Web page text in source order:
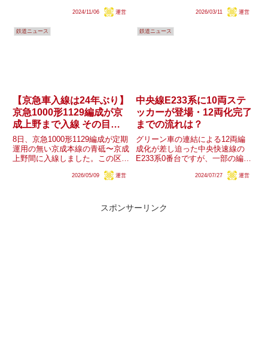
料の内容から、今年度は長野・大
宮・東京の各総合車両セン...
2024/11/06 運営
ュカラー｣に変更されるとの発表
2022年にも茨城デスティネーシ
2026/03/11 運営
鉄道ニュース
【京急車入線は24年ぶり】
京急1000形1129編成が京
成上野まで入線 その目的
は？
8日、京急1000形1129編成が定期
運用の無い京成本線の青砥〜京成
上野間に入線しました。この区間
用がありましたが、それ以降約
2026/05/09 運営
鉄道ニュース
中央線E233系に10両ステ
ッカーが登場・12両化完了
までの流れは？
グリーン車の連結による12両編
成化が差し迫った中央快速線の
E233系0番台ですが、一部の編成
be（グリーン車マーク）」とい
た。現時点で10両...
2024/07/27 運営
スポンサーリンク